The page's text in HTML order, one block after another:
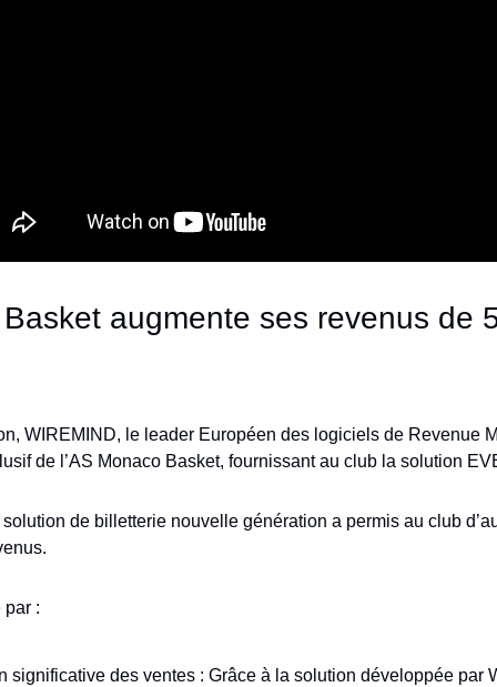
Basket augmente ses revenus de
WIREMIND, le leader Européen des logiciels de Revenue
de l’AS Monaco Basket, fournissant au club la solution
de billetterie nouvelle génération a permis au club
par :
significative des ventes : Grâce à la solution développée par